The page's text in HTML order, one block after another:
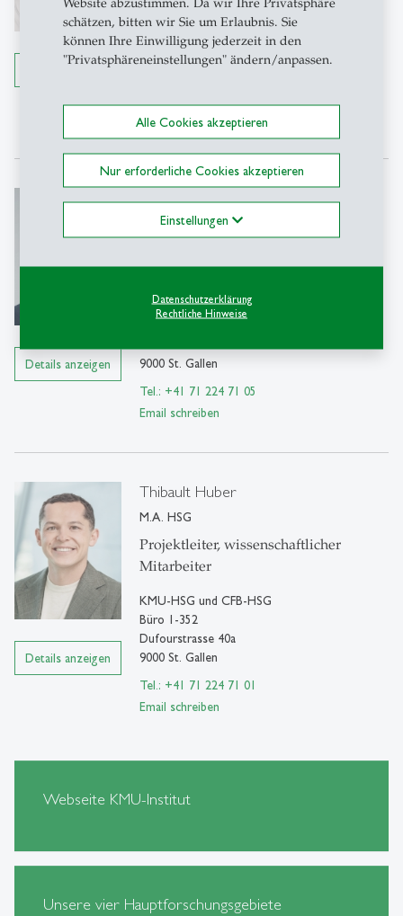
schätzen, bitten wir Sie um Erlaubnis. Sie
können Ihre Einwilligung jederzeit in den
"Privatsphäreneinstellungen" ändern/anpassen.
Alle Cookies akzeptieren
Nur erforderliche Cookies akzeptieren
Einstellungen
Datenschutzerklärung
Rechtliche Hinweise
Details anzeigen
KMU-HSG und CFB-HSG
Büro 1-354
Dufourstrasse 40a
9000 St. Gallen
Email schreiben
Details anzeigen
Fabio Arena
M.A. HSG
Mitarbeiter
KMU-HSG und CFB-HSG
9000 St. Gallen
Tel.: +41 71 224 71 05
Email schreiben
Details anzeigen
Thibault Huber
M.A. HSG
Projektleiter, wissenschaftlicher
Mitarbeiter
KMU-HSG und CFB-HSG
Büro 1-352
Dufourstrasse 40a
9000 St. Gallen
Tel.: +41 71 224 71 01
Email schreiben
Webseite KMU-Institut
Unsere vier Hauptforschungsgebiete